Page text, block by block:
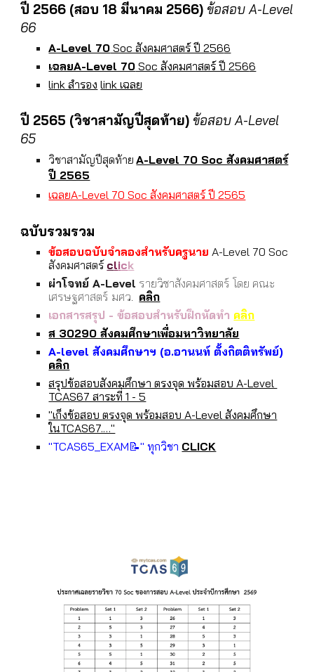
ปี 2566 (สอบ 18 มีนาคม 2566) ข้อสอบ A-Level
66
A-Level 70 Soc สังคมศาสตร์ ปี 2566
เฉลยA-Level 70 Soc สังคมศาสตร์ ปี 2566
link สำรอง link เฉลย
ปี 2565 (วิชาสามัญปีสุดท้าย) ข้อสอบ A-Level
65
วิชาสามัญปีสุดท้าย A-Level 70 Soc สังคมศาสตร์
ปี 2565
เฉลยA-Level 70 Soc สังคมศาสตร์ ปี 2565
ฉบับรวมรวม
ข้อสอบฉบับจำลองสำหรับครูนาย A-Level 70 Soc
สังคมศาสตร์ click
ผ่าโจทย์ A-Level รายวิชาสังคมศาสตร์ โดย คณะ
เศรษฐศาสตร์ มศว. คลิก
เอกสารสรุป - ข้อสอบสำหรับฝึกหัดทำ คลิก
ส 30290 สังคมศึกษาเพื่อมหาวิทยาลัย
A-level สังคมศึกษาฯ (อ.อานนท์ ตั้งกิตติทรัพย์)
คลิก
สรุปข้อสอบสังคมศึกษา ตรงจุด พร้อมสอบ A-Level
TCAS67 สาระที่ 1 - 5
"เก็งข้อสอบ ตรงจุด พร้อมสอบ A-Level สังคมศึกษา
ในTCAS67.…"
"TCAS65_EXAM📝" ทุกวิชา CLICK